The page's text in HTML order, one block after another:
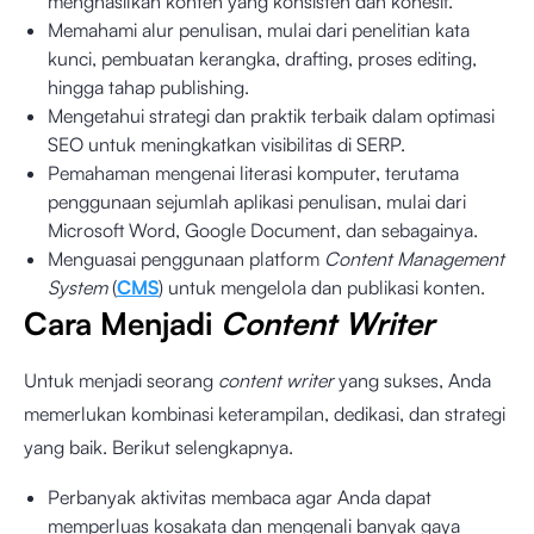
Memahami alur penulisan, mulai dari penelitian kata
kunci, pembuatan kerangka, drafting, proses editing,
hingga tahap publishing.
Mengetahui strategi dan praktik terbaik dalam optimasi
SEO untuk meningkatkan visibilitas di SERP.
Pemahaman mengenai literasi komputer, terutama
penggunaan sejumlah aplikasi penulisan, mulai dari
Microsoft Word, Google Document, dan sebagainya.
Menguasai penggunaan platform Content Management
System(CMS) untuk mengelola dan publikasi konten.
Cara Menjadi Content Writer
Untuk menjadi seorang content writeryang sukses, Anda
memerlukan kombinasi keterampilan, dedikasi, dan strategi
yang baik. Berikut selengkapnya.
Perbanyak aktivitas membaca agar Anda dapat
memperluas kosakata dan mengenali banyak gaya